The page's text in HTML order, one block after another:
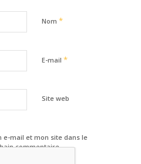
Nom *
E-mail *
Site web
e-mail et mon site dans le
commentaire.